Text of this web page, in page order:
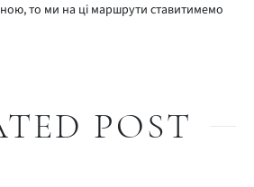
то ми на ці маршрути ставитимемо
POST